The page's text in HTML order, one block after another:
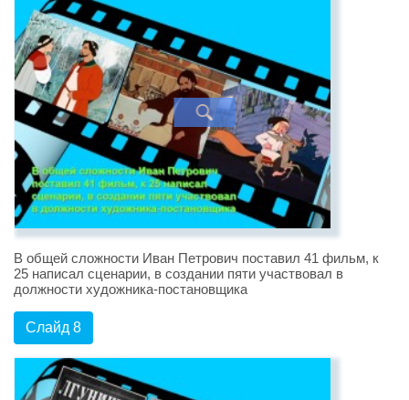
В общей сложности Иван Петрович поставил 41 фильм, к
25 написал сценарии, в создании пяти участвовал в
должности художника-постановщика
Слайд 8